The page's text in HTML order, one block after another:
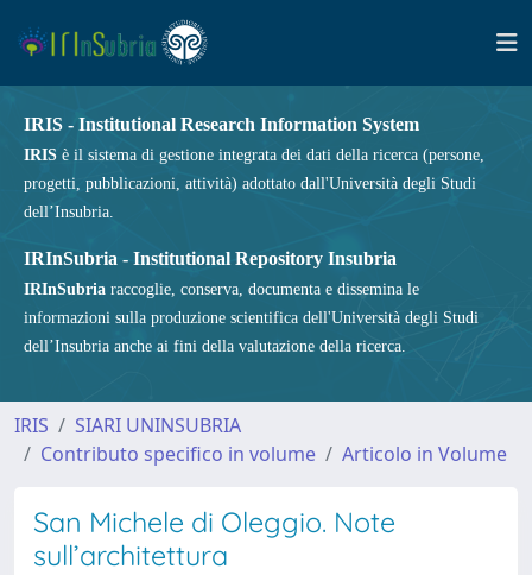
IRIS - Institutional Research Information System
IRIS è il sistema di gestione integrata dei dati della ricerca (persone,
progetti, pubblicazioni, attività) adottato dall'Università degli Studi
dell’Insubria.
IRInSubria - Institutional Repository Insubria
IRInSubria raccoglie, conserva, documenta e dissemina le
informazioni sulla produzione scientifica dell'Università degli Studi
dell’Insubria anche ai fini della valutazione della ricerca.
IRIS
SIARI UNINSUBRIA
Contributo specifico in volume
Articolo in Volume
San Michele di Oleggio. Note
sull’architettura